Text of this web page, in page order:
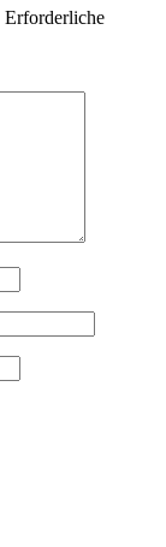
Erforderliche